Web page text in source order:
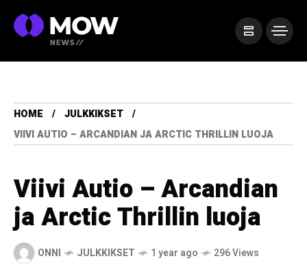
HOME
JULKKIKSET
VIIVI AUTIO – ARCANDIAN JA ARCTIC THRILLIN LUOJA
Viivi Autio – Arcandian
ja Arctic Thrillin luoja
ONNI JULKKIKSET 1 year ago 296 Views